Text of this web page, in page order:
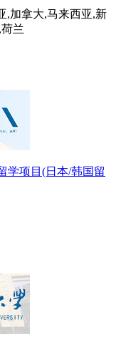
,加拿大,马来西亚,新
兰
学项目(日本/韩国留